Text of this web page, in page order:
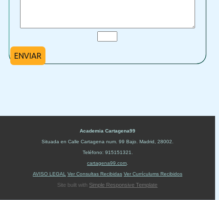
ENVIAR
Academia Cartagena99
Situada en Calle Cartagena num. 99 Bajo Madrid 28002
Teléfono: 915151321
cartagena99.com
AVISO LEGAL
Ver Consultas Recibidas Ver Currículums Recibidos
Site built with Simple Responsive Template